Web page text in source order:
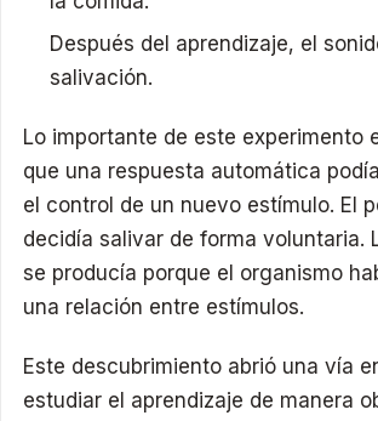
Después del aprendizaje, el
salivación.
Lo importante de este experimento
que una respuesta automática
el control de un nuevo estímulo. El
decidía salivar de forma voluntaria.
se producía porque el organismo
una relación entre estímulos.
Este descubrimiento abrió una vía
estudiar el aprendizaje de manera